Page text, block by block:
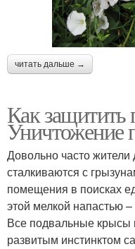
читать дальше →
Как защитить
Уничтожение
Довольно часто
сталкиваются с
помещения в поисках
этой мелкой напастью
Все подвальные
развитым инстинктом